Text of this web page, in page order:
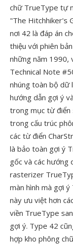
chữ TrueType tự
"The Hitchhiker's
nơi 42 là đáp án
thiệu với phiên
những năm 1990,
Technical Note
nhúng toàn bộ
hướng dẫn gợi ý
trong mục từ điển
trong cấu trúc
các từ điển
là bảo toàn gợi ý
gốc và các
rasterizer
màn hình mà gợi
này ưu việt hơn
viền TrueType
gợi ý. Type 42
hợp kho phông